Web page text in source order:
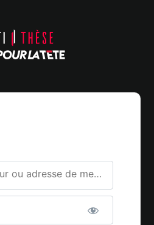
Nom d'utilisateur ou adresse de messagerie.